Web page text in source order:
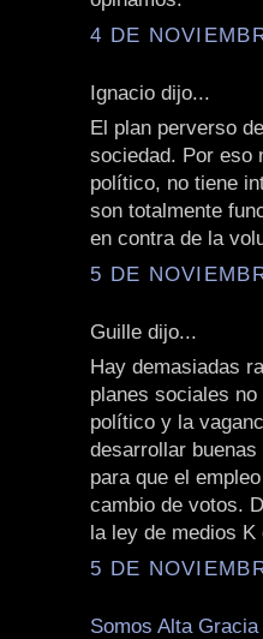
4 DE
Ignacio dijo...
El plan perverso
sociedad. Por eso
político, no tiene
son totalmente
en contra de la
5 DE
Guille dijo...
Hay demasiadas
planes sociales
político y la
desarrollar
para que el
cambio de votos.
la ley de medios K
5 DE
Somos Alta Gracia